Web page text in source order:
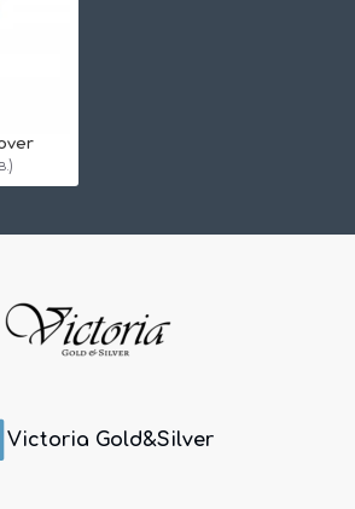
Victoria Gold&Silver